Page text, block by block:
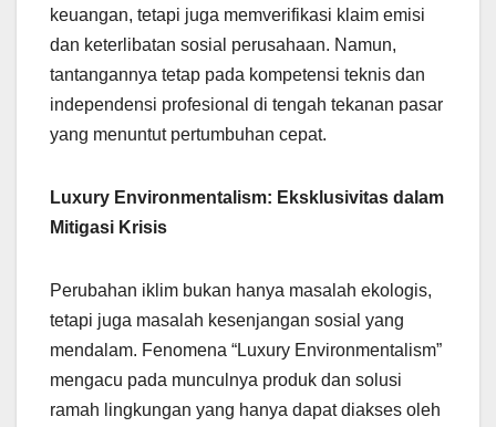
keuangan, tetapi juga memverifikasi klaim emisi
dan keterlibatan sosial perusahaan. Namun,
tantangannya tetap pada kompetensi teknis dan
independensi profesional di tengah tekanan pasar
yang menuntut pertumbuhan cepat.
Luxury Environmentalism: Eksklusivitas dalam
Mitigasi Krisis
Perubahan iklim bukan hanya masalah ekologis,
tetapi juga masalah kesenjangan sosial yang
mendalam. Fenomena “Luxury Environmentalism”
mengacu pada munculnya produk dan solusi
ramah lingkungan yang hanya dapat diakses oleh